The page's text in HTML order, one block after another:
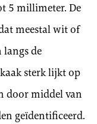
5 millimeter. De
meestal wit of
langs de
sterk lijkt op
door middel van
geïdentificeerd.